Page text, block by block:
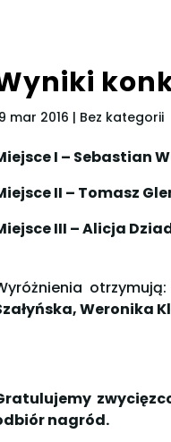
mar 2016 | Bez kategorii
I – Sebastian
II – Tomasz
III – Alicja
otrzymują:
Weronika
nagród.